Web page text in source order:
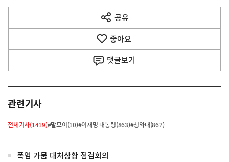
다
음
공유
열
기
좋아요
댓글보기
관련기사
전체기사(1419)#말모이(10)#이재명 대통령(863)#청와대(867)
폭염 가뭄 대처상황 점검회의